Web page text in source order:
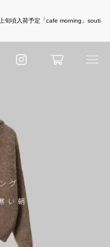
旬頃入荷予定「cafe morning」souti
グ
い朝